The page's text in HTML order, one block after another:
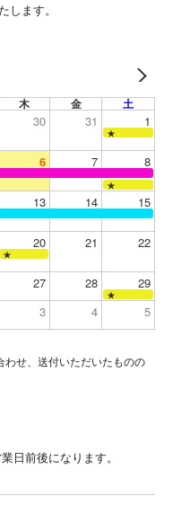
ます。
木 金 土
30 31 1
★
6 7 8
★
13 14 15
20 21 22
★
27 28 29
★
3 4 5
日曜日営業】
わせ、送付いただいたものの
日前後になります。